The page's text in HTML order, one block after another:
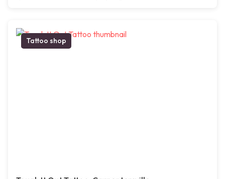
Tattoo shop